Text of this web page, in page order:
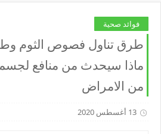
فوائد صحية
طرق تناول فصوص الثوم
ماذا سيحدث من منافع
من الامراض
13 أغسطس 2020